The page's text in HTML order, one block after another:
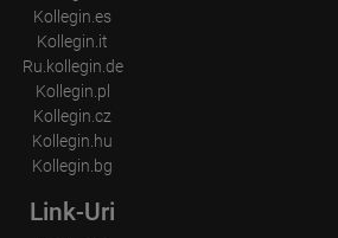
Kollegin.es
Kollegin.it
Ru.kollegin.de
Kollegin.pl
Kollegin.cz
Kollegin.hu
Kollegin.bg
Link-Uri